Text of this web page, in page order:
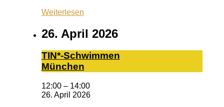
Weiterlesen
26. April 2026
TIN*-Schwimmen
München
12:00 – 14:00
26. April 2026